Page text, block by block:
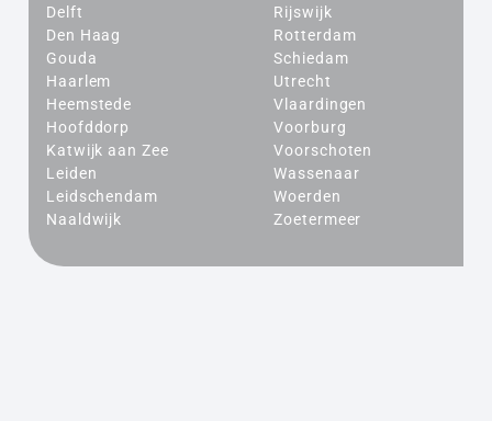
Delft
Den Haag
Gouda
Haarlem
Heemstede
Hoofddorp
Katwijk aan Zee
Leiden
Leidschendam
Naaldwijk
Rijswijk
Rotterdam
Schiedam
Utrecht
Vlaardingen
Voorburg
Voorschoten
Wassenaar
Woerden
Zoetermeer